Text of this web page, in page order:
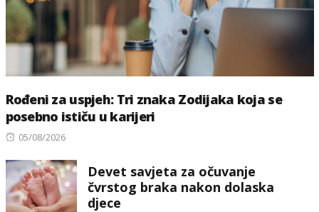
Rođeni za uspjeh: Tri znaka Zodijaka koja se
posebno ističu u karijeri
Posted
05/08/2026
Devet savjeta za očuvanje
čvrstog braka nakon dolaska
djece